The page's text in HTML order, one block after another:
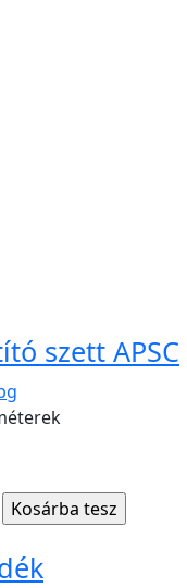
szett APSC